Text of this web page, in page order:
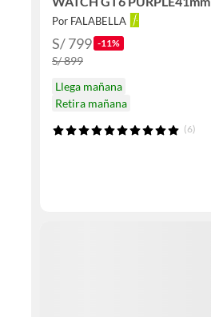
Por FALABELLA
S/ 799 -11%
S/ 899
Llega mañana
Retira mañana
(6)